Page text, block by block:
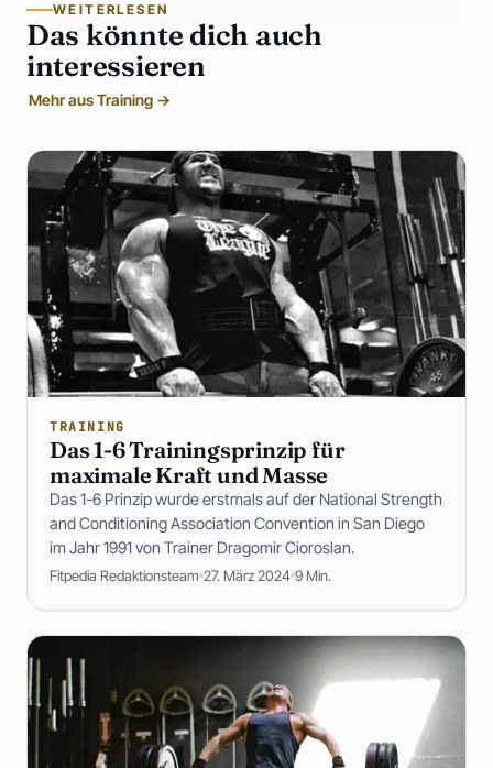
WEITERLESEN
Das könnte dich auch
interessieren
Mehr aus Training →
TRAINING
Das 1-6 Trainingsprinzip für
maximale Kraft und Masse
Das 1-6 Prinzip wurde erstmals auf der National Strength
and Conditioning Association Convention in San Diego
im Jahr 1991 von Trainer Dragomir Cioroslan.
Fitpedia Redaktionsteam 27. März 2024 9 Min.